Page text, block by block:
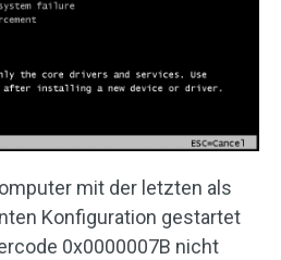
mit der letzten als
Konfiguration gestartet
0x0000007B nicht